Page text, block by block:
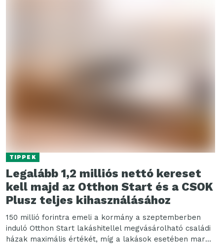
TIPPEK
Legalább 1,2 milliós nettó kereset
kell majd az Otthon Start és a CSOK
Plusz teljes kihasználásához
150 millió forintra emeli a kormány a szeptemberben
induló Otthon Start lakáshitellel megvásárolható családi
házak maximális értékét, míg a lakások esetében marad